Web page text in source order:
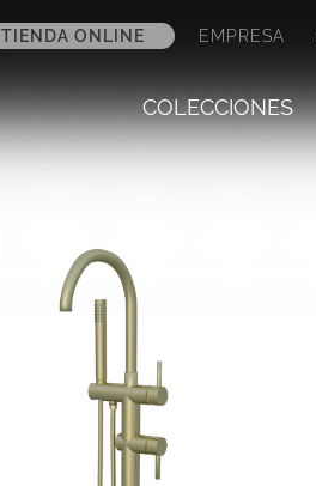
TIENDA ONLINE EMPRESA
COLECCIONES